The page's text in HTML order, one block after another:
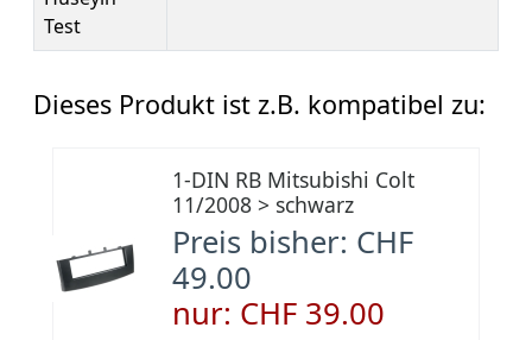
Test
Dieses Produkt ist z.B. kompatibel zu:
1-DIN RB Mitsubishi Colt
11/2008 > schwarz
Preis bisher: CHF
49.00
nur: CHF 39.00